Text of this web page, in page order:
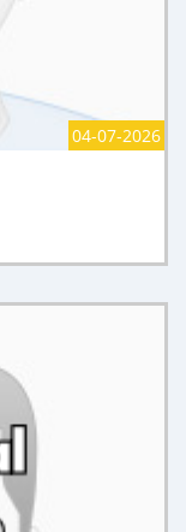
04-07-2026